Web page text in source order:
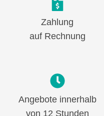
Zahlung
auf Rechnung
Angebote innerhalb
von 12 Stunden